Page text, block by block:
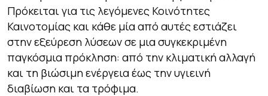
Πρόκειται για τις λεγόμενες Κοινότητες
Καινοτομίας και κάθε μία από αυτές εστιάζει
στην εξεύρεση λύσεων σε μια συγκεκριμένη
παγκόσμια πρόκληση: από την κλιματική αλλαγή
και τη βιώσιμη ενέργεια έως την υγιεινή
διαβίωση και τα τρόφιμα.